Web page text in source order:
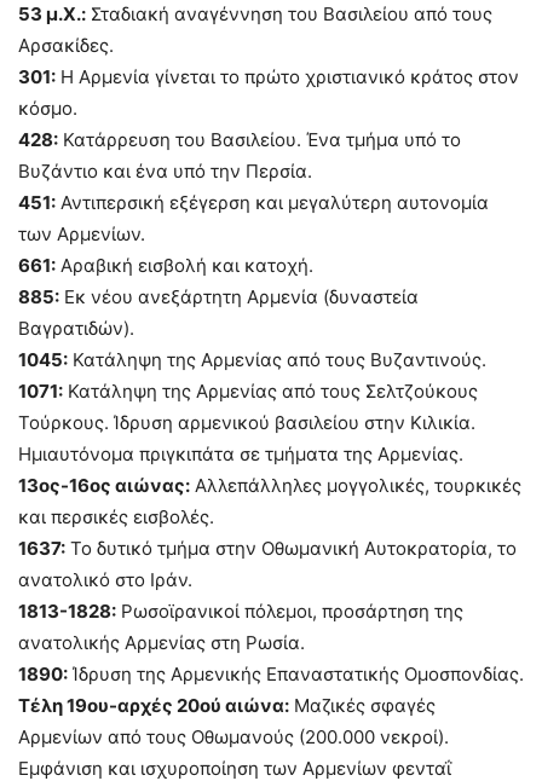
53 μ.Χ.: Σταδιακή αναγέννηση του Βασιλείου από τους
Αρσακίδες.
301: Η Αρμενία γίνεται το πρώτο χριστιανικό κράτος στον
κόσμο.
428: Κατάρρευση του Βασιλείου. Ένα τμήμα υπό το
Βυζάντιο και ένα υπό την Περσία.
451: Αντιπερσική εξέγερση και μεγαλύτερη αυτονομία
των Αρμενίων.
661: Αραβική εισβολή και κατοχή.
885: Εκ νέου ανεξάρτητη Αρμενία (δυναστεία
Βαγρατιδών).
1045: Κατάληψη της Αρμενίας από τους Βυζαντινούς.
1071: Κατάληψη της Αρμενίας από τους Σελτζούκους
Τούρκους. Ίδρυση αρμενικού βασιλείου στην Κιλικία.
Ημιαυτόνομα πριγκιπάτα σε τμήματα της Αρμενίας.
13ος-16ος αιώνας: Αλλεπάλληλες μογγολικές, τουρκικές
και περσικές εισβολές.
1637: Το δυτικό τμήμα στην Οθωμανική Αυτοκρατορία, το
ανατολικό στο Ιράν.
1813-1828: Ρωσοϊρανικοί πόλεμοι, προσάρτηση της
ανατολικής Αρμενίας στη Ρωσία.
1890: Ίδρυση της Αρμενικής Επαναστατικής Ομοσπονδίας.
Τέλη 19ου-αρχές 20ού αιώνα: Μαζικές σφαγές
Αρμενίων από τους Οθωμανούς (200.000 νεκροί).
Εμφάνιση και ισχυροποίηση των Αρμενίων φενταΐ